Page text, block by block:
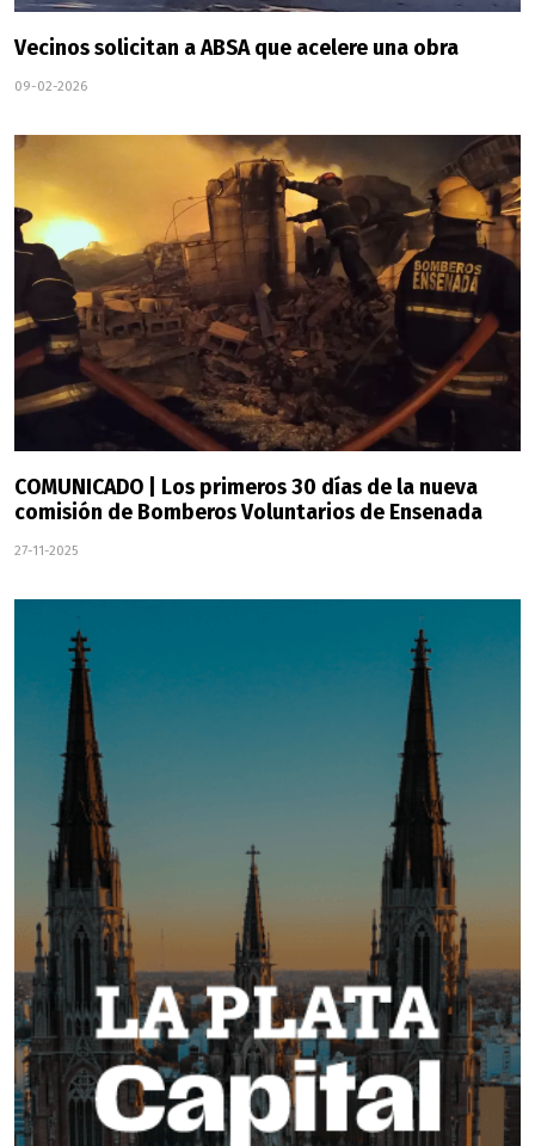
Vecinos solicitan a ABSA que acelere una obra
09-02-2026
COMUNICADO | Los primeros 30 días de la nueva
comisión de Bomberos Voluntarios de Ensenada
27-11-2025